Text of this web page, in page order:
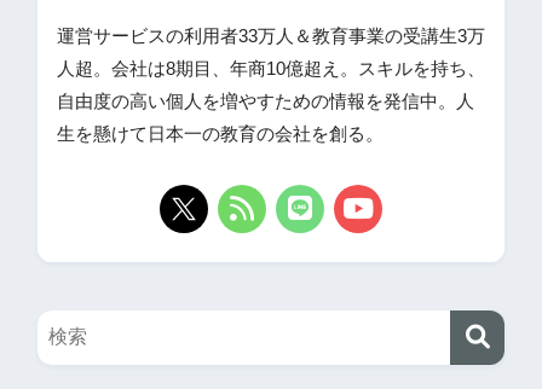
運営サービスの利用者33万人＆教育事業の受講生3万
人超。会社は8期目、年商10億超え。スキルを持ち、
自由度の高い個人を増やすための情報を発信中。人
生を懸けて日本一の教育の会社を創る。